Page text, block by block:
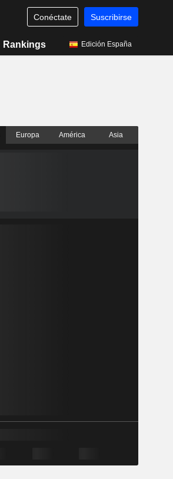
Conéctate Suscribirse
Rankings Edición España
Europa América Asia